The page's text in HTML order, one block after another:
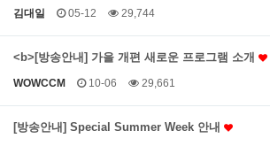
김대일 05-12 29,744
<b>[방송안내] 가을 개편 새로운 프로그램 소개
WOWCCM 10-06 29,661
[방송안내] Special Summer Week 안내